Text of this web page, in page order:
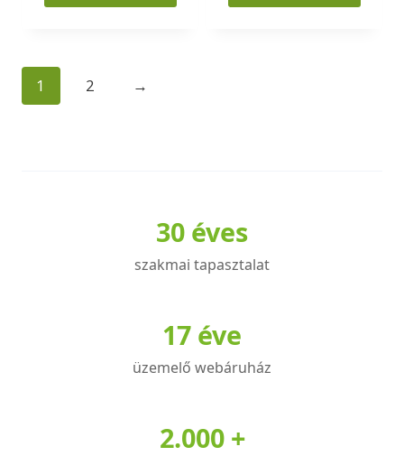
termékoldalon
választhatók
1 2 →
30 éves
szakmai tapasztalat
17 éve
üzemelő webáruház
2.000 +